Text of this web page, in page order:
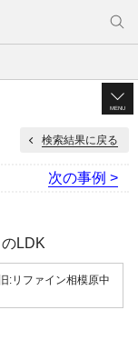
MENU
検索結果に戻る
次の事例 >
LDK
:リファイン相模原中